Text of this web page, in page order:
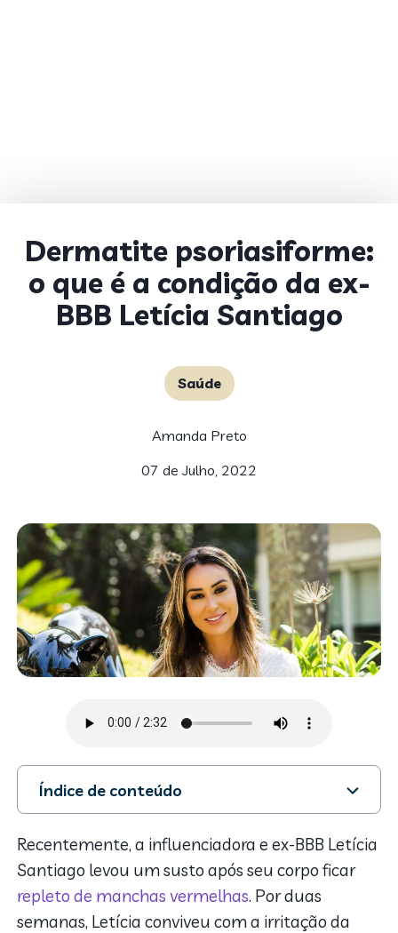
Dermatite psoriasiforme:
o que é a condição da ex-
BBB Letícia Santiago
Saúde
Amanda Preto
07 de Julho, 2022
Índice de conteúdo
1. O que é dermatite psoriasiforme?
2. Sintomas
3. Quais são as causas da dermatite psoriasiforme?
4. Diagnóstico
5. Tratamento da dermatite psoriasiforme
Recentemente, a influenciadora e ex-BBB Letícia
Santiago levou um susto após seu corpo ficar
repleto de manchas vermelhas. Por duas
semanas, Letícia conviveu com a irritação da